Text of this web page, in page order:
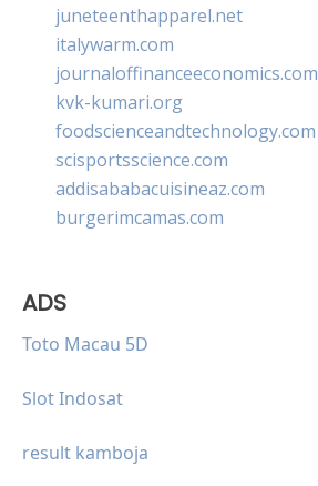
juneteenthapparel.net
italywarm.com
journaloffinanceeconomics.com
kvk-kumari.org
foodscienceandtechnology.com
scisportsscience.com
addisababacuisineaz.com
burgerimcamas.com
ADS
Toto Macau 5D
Slot Indosat
result kamboja